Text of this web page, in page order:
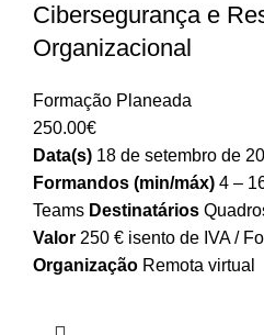
Cibersegurança e
Organizacional
Formação Planeada
250.00€
Data(s) 18 de setembro de
Formandos (min/máx) 4 –
Teams Destinatários
Valor 250 € isento de IVA /
Organização Remota virtual